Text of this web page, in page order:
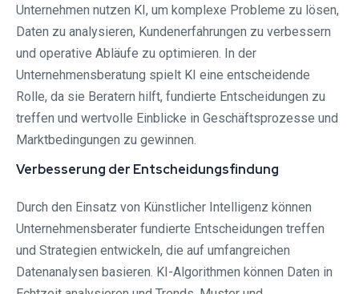
Unternehmen nutzen KI, um komplexe Probleme zu lösen,
Daten zu analysieren, Kundenerfahrungen zu verbessern
und operative Abläufe zu optimieren. In der
Unternehmensberatung spielt KI eine entscheidende
Rolle, da sie Beratern hilft, fundierte Entscheidungen zu
treffen und wertvolle Einblicke in Geschäftsprozesse und
Marktbedingungen zu gewinnen.
Verbesserung der Entscheidungsfindung
Durch den Einsatz von Künstlicher Intelligenz können
Unternehmensberater fundierte Entscheidungen treffen
und Strategien entwickeln, die auf umfangreichen
Datenanalysen basieren. KI-Algorithmen können Daten in